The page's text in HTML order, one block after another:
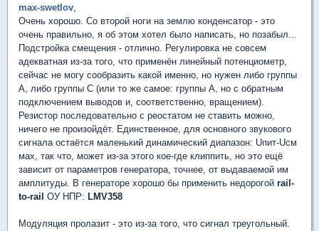
max-swetlov,
Очень хорошо. Со второй ноги на землю конденсатор - это
очень правильно, я об этом хотел было написать, но позабыл...
Подстройка смещения - отлично. Регулировка не совсем
адекватная из-за того, что применён линейный потенциометр,
сейчас не могу сообразить какой именно, но нужен либо группы
А, либо группы С (или то же самое: группы А, но с обратным
подключением выводов и, соответственно, вращением).
Резистор последовательно с реостатом не ставить можно,
ничего не произойдёт. Единственное, для основного звукового
сигнала остаётся маленький динамический диапазон: Uпит-Uсм
мах, так что, может из-за этого кое-где клиппить, но это ещё
зависит от параметров генератора, точнее, от выдаваемой им
амплитуды. В генераторе хорошо бы применить недорогой rail-
to-rail ОУ НПР: LMV358
Модуляция пролазит - это из-за того, что сигнал треугольный.